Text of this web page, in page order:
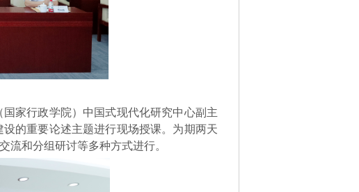
家行政学院）中国式现代化研究中心副主
的重要论述主题进行现场授课。为期两天
流和分组研讨等多种方式进行。